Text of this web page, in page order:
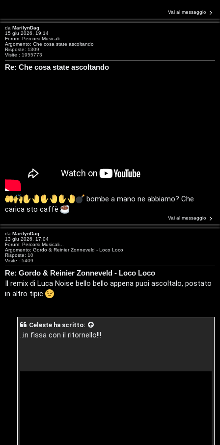
Vai al messaggio
da MarilynDag
15 giu 2026, 19:14
Forum: Percorsi Musicali...
Argomento: Che cosa state ascoltando
Risposte: 1309
Visite : 1955773
Re: Che cosa state ascoltando
bombe a mano ne abbiamo? Che
carica sto caffè
Vai al messaggio
da MarilynDag
13 giu 2026, 17:04
Forum: Percorsi Musicali...
Argomento: Gordo & Reinier Zonneveld - Loco Loco
Risposte: 10
Visite : 5409
Re: Gordo & Reinier Zonneveld - Loco Loco
Il remix di Luca Noise bello bello appena puoi ascoltalo, postato
in altro tipic
Celeste ha scritto:
..in fissa con il ritornello!!!
i
n
o
P
P
e
r
c
o
r
s
i